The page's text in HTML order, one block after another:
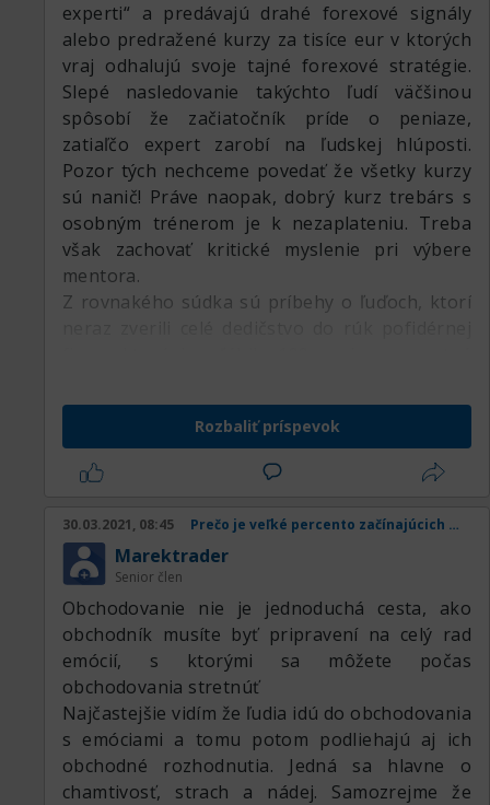
experti“ a predávajú drahé forexové signály
alebo predražené kurzy za tisíce eur v ktorých
vraj odhalujú svoje tajné forexové stratégie.
Slepé nasledovanie takýchto ľudí väčšinou
spôsobí že začiatočník príde o peniaze,
zatiaľčo expert zarobí na ľudskej hlúposti.
Pozor tých nechceme povedať že všetky kurzy
sú nanič! Práve naopak, dobrý kurz trebárs s
osobným trénerom je k nezaplateniu. Treba
však zachovať kritické myslenie pri výbere
mentora.
Z rovnakého súdka sú príbehy o ľuďoch, ktorí
na forexe. Zachovajte chladnú hlavu!
Rozbaliť príspevok
30.03.2021, 08:45 Prečo je veľké percento začínajúcich obchodníkov v strate
Marektrader
Senior člen
Obchodovanie nie je jednoduchá cesta, ako
obchodník musíte byť pripravení na celý rad
emócií, s ktorými sa môžete počas
obchodovania stretnúť
Najčastejšie vidím že ľudia idú do obchodovania
s emóciami a tomu potom podliehajú aj ich
obchodné rozhodnutia. Jedná sa hlavne o
chamtivosť, strach a nádej. Samozrejme že